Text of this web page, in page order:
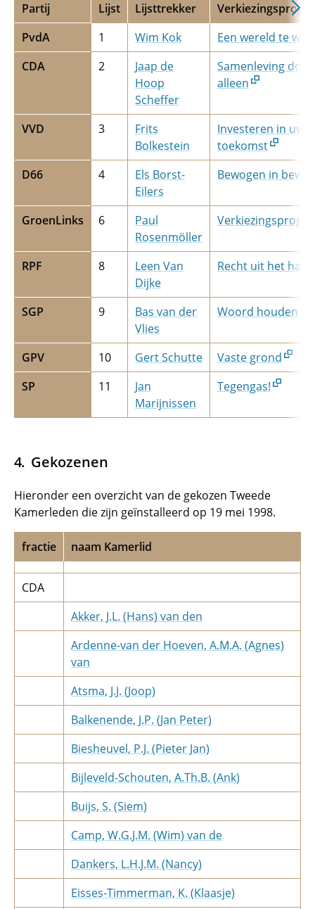
Partij Lijst Lijsttrekker
PvdA
1 Wim Kok
Een wereld te
CDA
2
Jaap de
Hoop
Scheffer
Samenleving doe
alleen
VVD 3
Frits
Bolkestein
Investeren in uw
toekomst
D66
4
Els Borst-
Eilers
Bewogen in
GroenLinks 6
Paul
Rosenmöller
RPF 8
Leen Van
Dijke
Recht uit het hart
SGP 9
Bas van der
Vlies
Woord houden
GPV 10 Gert Schutte
Vaste grond
SP
11
Jan
Marijnissen
Tegengas!
Gekozenen
Hieronder een overzicht van de gekozen Tweede
Kamerleden die zijn geïnstalleerd op 19 mei 1998.
fractie naam Kamerlid
CDA
Akker, J.L. (Hans) van den
Ardenne-van der Hoeven, A.M.A. (Agnes)
van
Atsma, J.J. (Joop)
Balkenende, J.P. (Jan Peter)
Biesheuvel, P.J. (Pieter Jan)
Bijleveld-Schouten, A.Th.B. (Ank)
Buijs, S. (Siem)
Camp, W.G.J.M. (Wim) van de
Dankers, L.H.J.M. (Nancy)
Eisses-Timmerman, K. (Klaasje)